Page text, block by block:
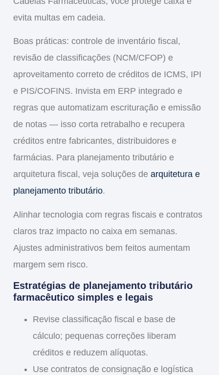
evita multas em cadeia.
Boas práticas: controle de inventário fiscal,
revisão de classificações (NCM/CFOP) e
aproveitamento correto de créditos de ICMS, IPI
e PIS/COFINS. Invista em ERP integradoe
regras que automatizam escrituração e emissão
de notas — isso corta retrabalho e recupera
créditos entre fabricantes, distribuidores e
farmácias. Para planejamento tributário e
arquitetura fiscal, veja soluções de arquitetura e
planejamento tributário.
Alinhar tecnologia com regras fiscais e contratos
claros traz impacto no caixa em semanas.
Ajustes administrativos bem feitos aumentam
margem sem risco.
Estratégias de planejamento tributário
farmacêutico simples e legais
Revise classificação fiscal e base de
cálculo; pequenas correções liberam
créditos e reduzem alíquotas.
Use contratos de consignação e logística